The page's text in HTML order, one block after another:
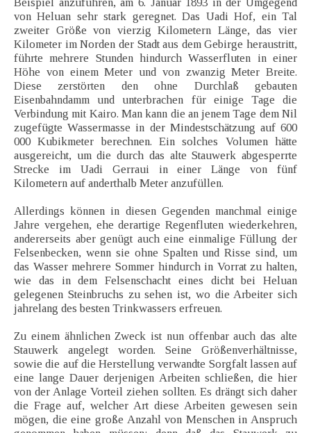
Beispiel anzuführen, am 6. Januar 1893 in der Umgegend
von Heluan sehr stark geregnet. Das Uadi Hof, ein Tal
zweiter Größe von vierzig Kilometern Länge, das vier
Kilometer im Norden der Stadt aus dem Gebirge heraustritt,
führte mehrere Stunden hindurch Wasserfluten in einer
Höhe von einem Meter und von zwanzig Meter Breite.
Diese zerstörten den ohne Durchlaß gebauten
Eisenbahndamm und unterbrachen für einige Tage die
Verbindung mit Kairo. Man kann die an jenem Tage dem Nil
zugefügte Wassermasse in der Mindestschätzung auf 600
000 Kubikmeter berechnen. Ein solches Volumen hätte
ausgereicht, um die durch das alte Stauwerk abgesperrte
Strecke im Uadi Gerraui in einer Länge von fünf
Kilometern auf anderthalb Meter anzufüllen.
Allerdings können in diesen Gegenden manchmal einige
Jahre vergehen, ehe derartige Regenfluten wiederkehren,
andererseits aber genügt auch eine einmalige Füllung der
Felsenbecken, wenn sie ohne Spalten und Risse sind, um
das Wasser mehrere Sommer hindurch in Vorrat zu halten,
wie das in dem Felsenschacht eines dicht bei Heluan
gelegenen Steinbruchs zu sehen ist, wo die Arbeiter sich
jahrelang des besten Trinkwassers erfreuen.
Zu einem ähnlichen Zweck ist nun offenbar auch das alte
Stauwerk angelegt worden. Seine Größenverhältnisse,
sowie die auf die Herstellung verwandte Sorgfalt lassen auf
eine lange Dauer derjenigen Arbeiten schließen, die hier
von der Anlage Vorteil ziehen sollten. Es drängt sich daher
die Frage auf, welcher Art diese Arbeiten gewesen sein
mögen, die eine große Anzahl von Menschen in Anspruch